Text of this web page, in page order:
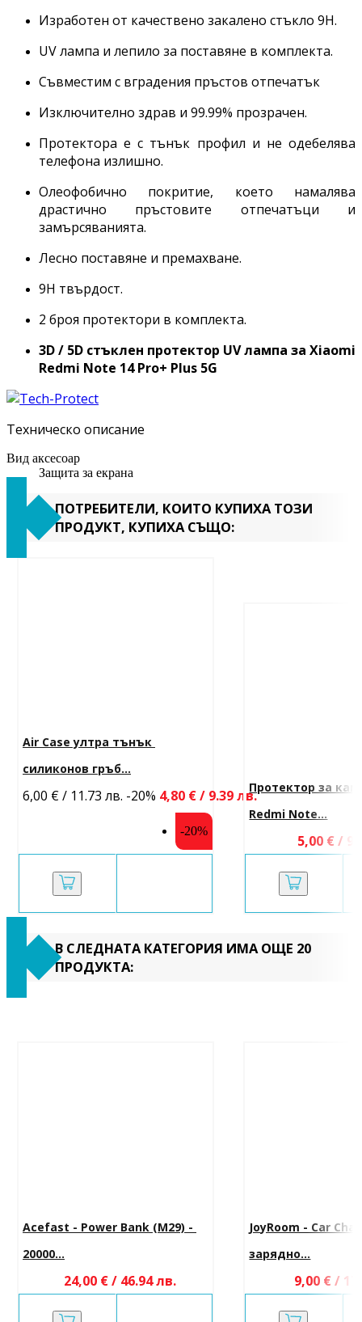
Изработен от качествено закалено стъкло 9H.
UV лампа и лепило за поставяне в комплекта.
Съвместим с вградения пръстов отпечатък
Изключително здрав и 99.99% прозрачен.
Протектора е с тънък профил и не одебелява
телефона излишно.
Олеофобично покритие, което намалява
драстично пръстовите отпечатъци и
замърсяванията.
Лесно поставяне и премахване.
9H твърдост.
2 броя протектори в комплекта.
3D / 5D стъклен протектор UV лампа за Xiaomi
Redmi Note 14 Pro+ Plus 5G
Техническо описание
Вид аксесоар
Защита за екрана
ПОТРЕБИТЕЛИ, КОИТО КУПИХА ТОЗИ
ПРОДУКТ, КУПИХА СЪЩО:
Air Case ултра тънък
силиконов гръб...
6,00 € / 11.73 лв. -20% 4,80 € / 9.39 лв.
-20%
Протектор за
Redmi Note...
5,00 € /
В СЛЕДНАТА КАТЕГОРИЯ ИМА ОЩЕ 20
ПРОДУКТА:
Acefast - Power Bank (M29) -
20000...
24,00 € / 46.94 лв.
JoyRoom - Car
зарядно...
9,00 € /